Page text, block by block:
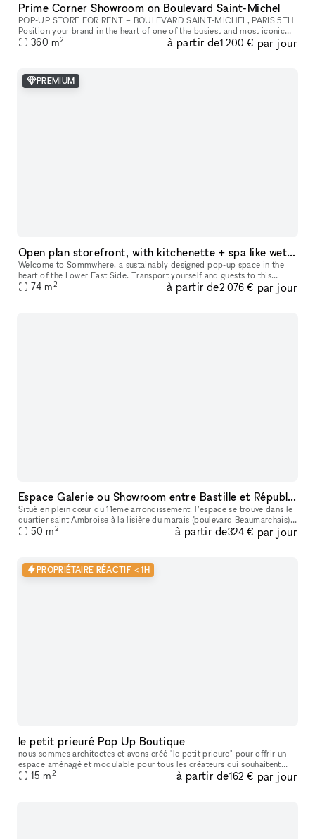
Prime Corner Showroom on Boulevard Saint-Michel
POP-UP STORE FOR RENT – BOULEVARD SAINT-MICHEL, PARIS 5TH
Position your brand in the heart of one of the busiest and most iconic
locations on Paris’s Left Bank. This retail space enjoys a prime loc
360 m2 à partir de1 200 € par jour
PREMIUM
Open plan storefront, with kitchenette + spa like wetroom. A unique NY showroom.
Welcome to Sommwhere, a sustainably designed pop-up space in the
heart of the Lower East Side. Transport yourself and guests to this
stylish, minimalist space conveniently located on Ludlow between H
74 m2 à partir de2 076 € par jour
Espace Galerie ou Showroom entre Bastille et République
Situé en plein cœur du 11eme arrondissement, l’espace se trouve dans le
quartier saint Ambroise à la lisière du marais (boulevard Beaumarchais)
et du quartier Rue saint Maur (espace des lumières et s
50 m2 à partir de324 € par jour
PROPRIÉTAIRE RÉACTIF < 1H
le petit prieuré Pop Up Boutique
nous sommes architectes et avons créé "le petit prieure" pour offrir un
espace aménagé et modulable pour tous les créateurs qui souhaitent
présenter leur travaux ( designers, artistes, céramistes, ph
15 m2 à partir de162 € par jour